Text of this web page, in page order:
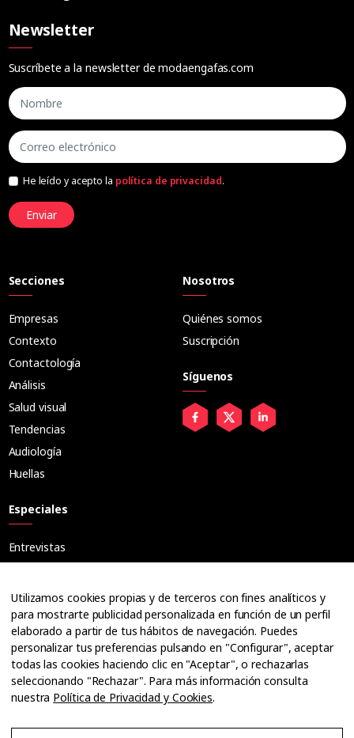
Newsletter
Suscríbete a la newsletter de modaengafas.com
He leído y acepto la política de privacidad.
Enviar
Secciones
Empresas
Contexto
Contactología
Análisis
Salud visual
Tendencias
Audiología
Huellas
Especiales
Entrevistas
Ópticos
Cuadernos
Guías
Dossier
Anuarios
Ofertas de empleo
Nosotros
Quiénes somos
Suscripción
Síguenos
Utilizamos cookies propias y de terceros con fines analíticos y
para mostrarte publicidad personalizada en función de un perfil
elaborado a partir de tus hábitos de navegación. Puedes
personalizar tus preferencias pulsando en "Configurar", aceptar
todas las cookies haciendo clic en "Aceptar", o rechazarlas
seleccionando "Rechazar". Para más información consulta
nuestra Política de Privacidad y Cookies.